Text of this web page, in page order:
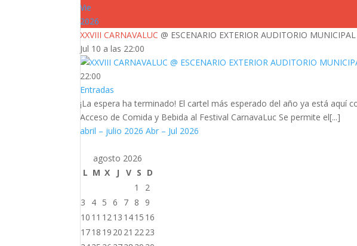
Vie
2026
XXVIII CARNAVALUC @ ESCENARIO EXTERIOR AUDITORIO
Jul 10 a las 22:00
22:00
Entradas
¡La espera ha terminado! El cartel más esperado del año ya está aquí
Acceso de Comida y Bebida al Festival CarnavaLuc Se permite el[...]
abril – julio 2026 Abr – Jul 2026
agosto 2026
L M X J V S D
1
2
3
4 5 6 7 8
9
10 11 1213 1415 16
1718 19 20 21 2223